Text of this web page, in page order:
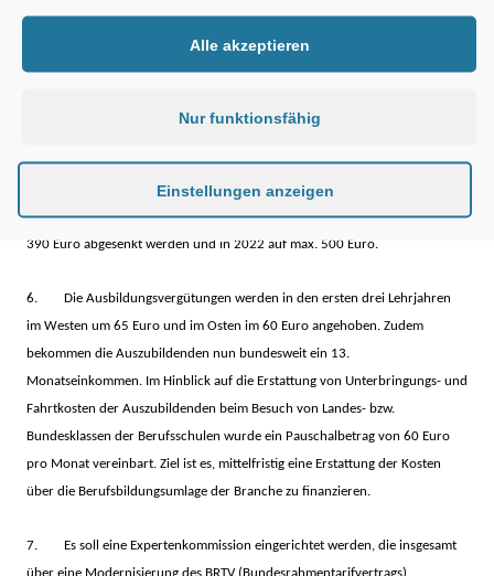
und um 30 GTL erhöht. In den übrigen Tarifgebieten wird ein 13.
Monatseinkommen in folgender Höhe eingeführt: 2020 18 GTL, 2021 36
GTL und 2022 54 GTL. Hier kann das 13. Monatseinkommen 2021 auf max.
390 Euro abgesenkt werden und in 2022 auf max. 500 Euro.
6. Die Ausbildungsvergütungen werden in den ersten drei Lehrjahren
im Westen um 65 Euro und im Osten im 60 Euro angehoben. Zudem
bekommen die Auszubildenden nun bundesweit ein 13.
Monatseinkommen. Im Hinblick auf die Erstattung von Unterbringungs- und
Fahrtkosten der Auszubildenden beim Besuch von Landes- bzw.
Bundesklassen der Berufsschulen wurde ein Pauschalbetrag von 60 Euro
pro Monat vereinbart. Ziel ist es, mittelfristig eine Erstattung der Kosten
über die Berufsbildungsumlage der Branche zu finanzieren.
7. Es soll eine Expertenkommission eingerichtet werden, die insgesamt
Alle akzeptieren
Nur funktionsfähig
Einstellungen anzeigen